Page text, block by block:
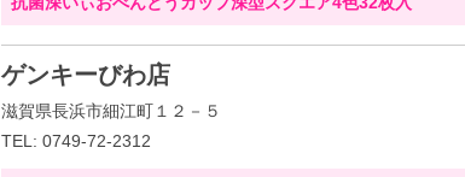
ゲンキーびわ店
滋賀県長浜市細江町１２－５
TEL: 0749-72-2312